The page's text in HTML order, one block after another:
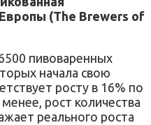
(The Brewers of
пивоваренных
начала свою
росту в 16% по
рост количества
реального роста